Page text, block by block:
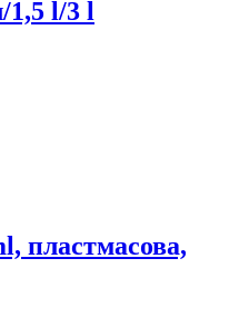
1,5 l/3 l
пластмасова,